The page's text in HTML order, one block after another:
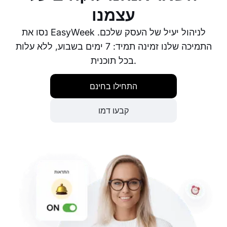
עצמנו
נסו את EasyWeek לניהול יעיל של העסק שלכם.
התמיכה שלנו זמינה תמיד: 7 ימים בשבוע, ללא עלות
בכל תוכנית.
התחילו בחינם
קבעו דמו